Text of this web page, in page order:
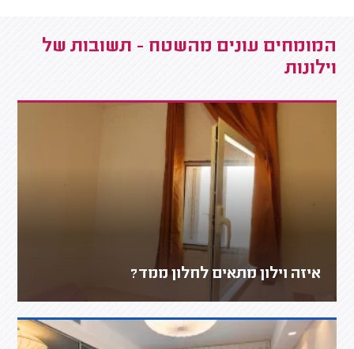
המומחים עונים מהשטח - תשובות של
וילונות
איזה וילון מתאים לחלון ממד?